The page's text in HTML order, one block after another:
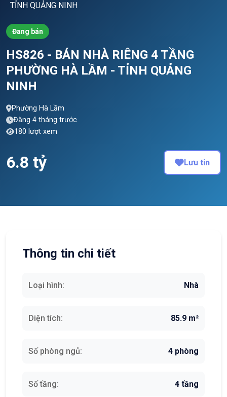
TỈNH QUẢNG NINH
Đang bán
HS826 - BÁN NHÀ RIÊNG 4 TẦNG
PHƯỜNG HÀ LẦM - TỈNH QUẢNG
NINH
Phường Hà Lầm
Đăng 4 tháng trước
180 lượt xem
6.8 tỷ Lưu tin
Thông tin chi tiết
Loại hình: Nhà
Diện tích: 85.9 m²
Số phòng ngủ: 4 phòng
Số tầng: 4 tầng